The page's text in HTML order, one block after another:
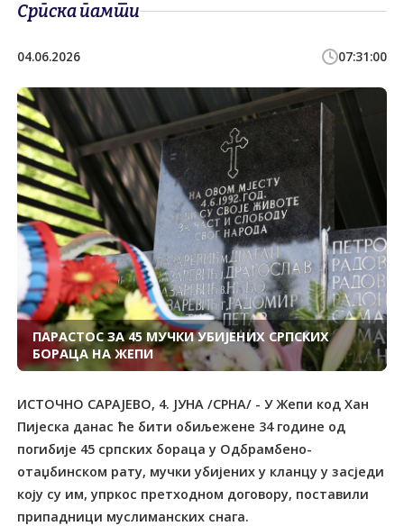
Српска памти
04.06.2026 07:31:00
ПАРАСТОС ЗА 45 МУЧКИ УБИЈЕНИХ СРПСКИХ
БОРАЦА НА ЖЕПИ
ИСТОЧНО САРАЈЕВО, 4. ЈУНА /СРНА/ - У Жепи код Хан
Пијеска данас ће бити обиљежене 34 године од
погибије 45 српских бораца у Одбрамбено-
отаџбинском рату, мучки убијених у кланцу у засједи
коју су им, упркос претходном договору, поставили
припадници муслиманских снага.